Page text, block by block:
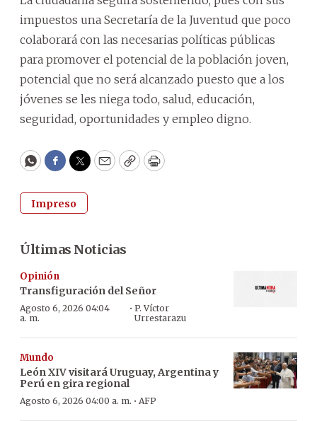
impuestos una Secretaría de la Juventud que poco
colaborará con las necesarias políticas públicas
para promover el potencial de la población joven,
potencial que no será alcanzado puesto que a los
jóvenes se les niega todo, salud, educación,
seguridad, oportunidades y empleo digno.
WhatsApp
Facebook
Twitter
EmailCopyPrint
Impreso
Últimas Noticias
Opinión
Transfiguración del Señor
Agosto 6, 2026 04:04
a. m.
· P. Víctor
Urrestarazu
Mundo
León XIV visitará Uruguay, Argentina y
Perú en gira regional
Agosto 6, 2026 04:00 a. m. · AFP